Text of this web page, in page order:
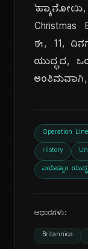
Christmas
ಈ, 11,
ಯುದ್ಧದ,
ಅಂತಿಮವಾಗಿ,
Operation
History
ವಿಯೆಟ್ನಾಂ ಯುದ್ಧ
ಆಧಾರಗಳು:
Britannica